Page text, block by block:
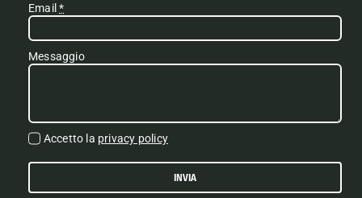
Email*
Messaggio
Accetto la privacy policy
INVIA